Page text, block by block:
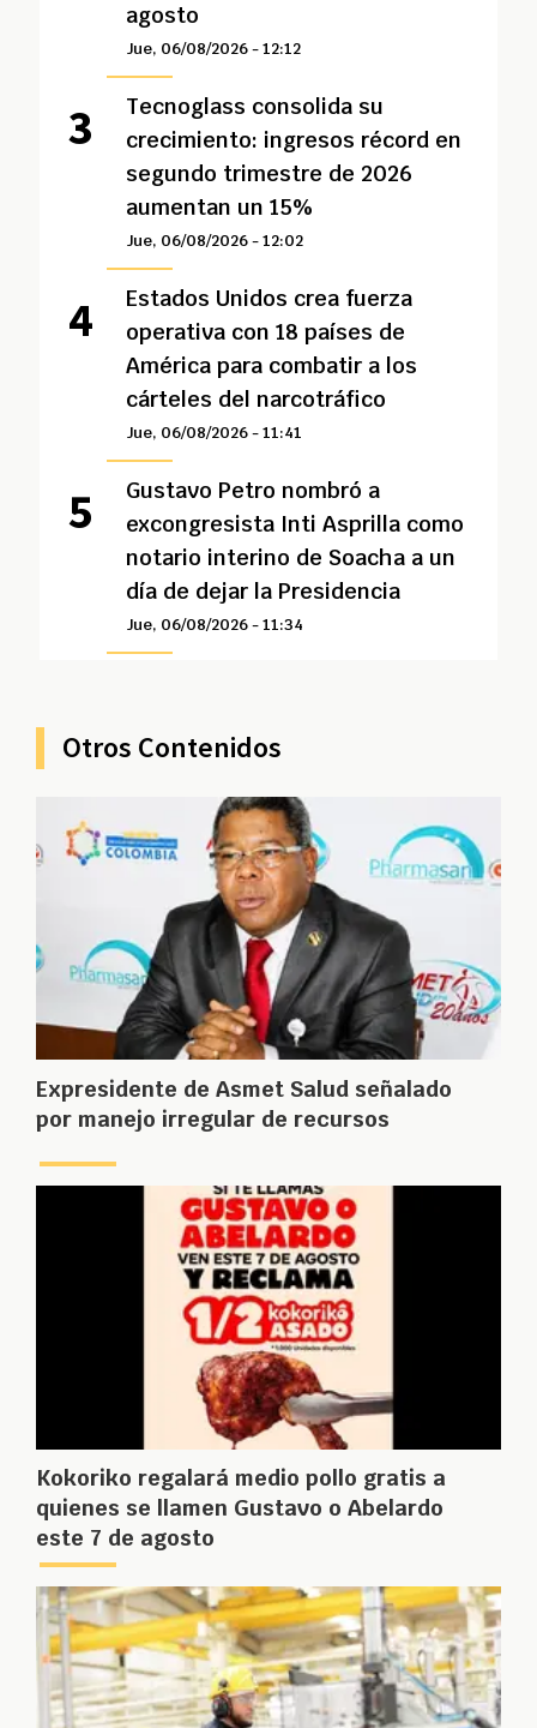
agosto
Jue, 06/08/2026 - 12:12
Tecnoglass consolida su
crecimiento: ingresos récord en
segundo trimestre de 2026
aumentan un 15%
Jue, 06/08/2026 - 12:02
Estados Unidos crea fuerza
operativa con 18 países de
América para combatir a los
cárteles del narcotráfico
Jue, 06/08/2026 - 11:41
Gustavo Petro nombró a
excongresista Inti Asprilla como
notario interino de Soacha a un
día de dejar la Presidencia
Jue, 06/08/2026 - 11:34
Otros Contenidos
Expresidente de Asmet Salud señalado
por manejo irregular de recursos
Kokoriko regalará medio pollo gratis a
quienes se llamen Gustavo o Abelardo
este 7 de agosto